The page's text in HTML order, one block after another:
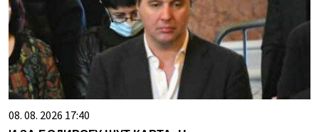
08. 08. 2026 17:40